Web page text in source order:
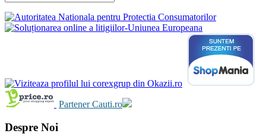
Partener Cauti.ro
Despre Noi